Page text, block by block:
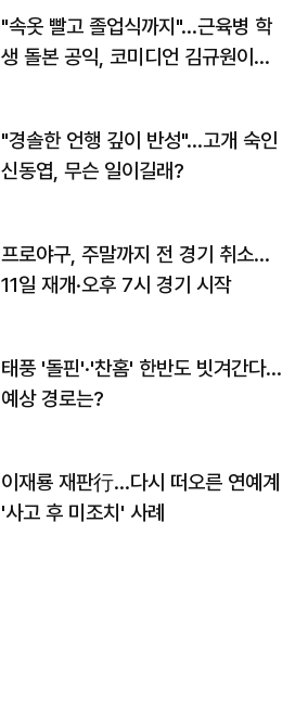
"속옷 빨고 졸업식까지"…근육병 학
생 돌본 공익, 코미디언 김규원이었
"경솔한 언행 깊이 반성"…고개 숙인
신동엽, 무슨 일이길래?
프로야구, 주말까지 전 경기 취소…
11일 재개·오후 7시 경기 시작
태풍 '돌핀'·'찬홈' 한반도 빗겨간다…
예상 경로는?
이재룡 재판行…다시 떠오른 연예계
'사고 후 미조치' 사례